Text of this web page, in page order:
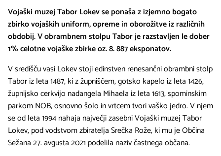
Vojaški muzej Tabor Lokev se ponaša z izjemno bogato
zbirko vojaških uniform, opreme in oborožitve iz različnih
obdobij. V obrambnem stolpu Tabor je razstavljen le dober
1% celotne vojaške zbirke oz. 8. 887 eksponatov.
V središču vasi Lokev stoji edinstven renesančni obrambni stolp
Tabor iz leta 1487, ki z župniščem, gotsko kapelo iz leta 1426,
župnijsko cerkvijo nadangela Mihaela iz leta 1613, spominskim
parkom NOB, osnovno šolo in vrtcem tvori vaško jedro. V njem
se od leta 1994 nahaja največji zasebni Vojaški muzej Tabor
Lokev, pod vodstvom zbiratelja Srečka Rože, ki mu je Občina
Sežana 27. avgusta 2021 podelila naziv častnega občana.